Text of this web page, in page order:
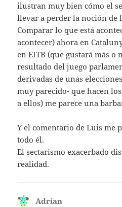
ilustran muy bien cómo el
llevar a perder la noción de
Comparar lo que está
acontecer) ahora en
en EITB (que gustará más o
resultado del juego
derivadas de unas
muy parecido- que hacen
a ellos) me parece una
Y el comentario de Luis me
todo él.
El sectarismo exacerbado
realidad.
Adrian